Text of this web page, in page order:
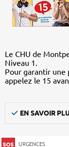
Le CHU de
Niveau 1.
Pour garantir une
appelez le 15
EN SAVOIR
URGENCES